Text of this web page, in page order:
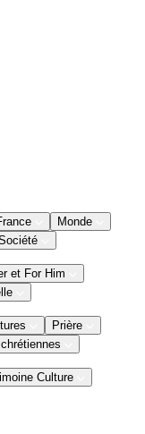
Monde
et For Him
Prière
Culture